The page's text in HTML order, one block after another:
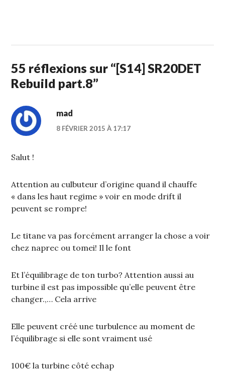
55 réflexions sur “[S14] SR20DET
Rebuild part.8”
mad
8 FÉVRIER 2015 À 17:17
Salut !
Attention au culbuteur d’origine quand il chauffe
« dans les haut regime » voir en mode drift il
peuvent se rompre!
Le titane va pas forcément arranger la chose a voir
chez naprec ou tomei! Il le font
Et l’équilibrage de ton turbo? Attention aussi au
turbine il est pas impossible qu’elle peuvent être
changer.,… Cela arrive
Elle peuvent créé une turbulence au moment de
l’équilibrage si elle sont vraiment usé
100€ la turbine côté echap